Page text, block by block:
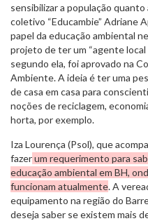
sensibilizar a população
coletivo “Educambie” Adriane
papel da educação ambiental
projeto de ter um “agente local
segundo ela, foi aprovado na
Ambiente. A ideia é ter uma
de casa em casa para
noções de reciclagem,
horta, por exemplo.
Iza Lourença (Psol), que
fazerum requerimento para
educação ambiental em BH,
funcionam atualmente. A
equipamento na região do
deseja saber se existem mais